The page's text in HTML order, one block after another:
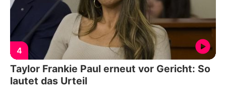
4
Taylor Frankie Paul erneut vor Gericht: So
lautet das Urteil